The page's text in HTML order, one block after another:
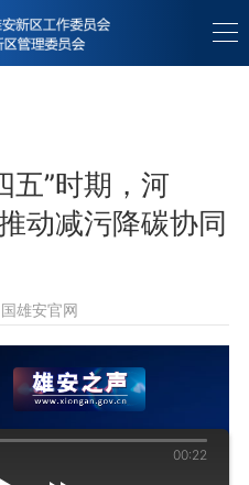
五”时期，河
动减污降碳协同
雄安官网
00:22